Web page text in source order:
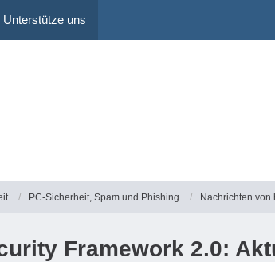
Unterstütze uns
PC-Sicherheit, Spam und Phishing Nachrichten von
Framework 2.0: